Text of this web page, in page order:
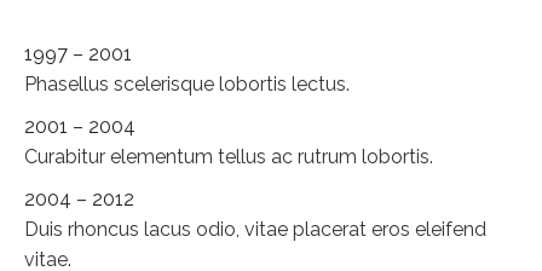
1997 – 2001
Phasellus scelerisque lobortis lectus.
2001 – 2004
Curabitur elementum tellus ac rutrum lobortis.
2004 – 2012
Duis rhoncus lacus odio, vitae placerat eros eleifend
vitae.